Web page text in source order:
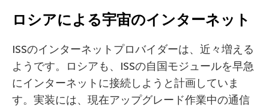
ロシアによる宇宙のインターネット
ISSのインターネットプロバイダーは、近々増える
ようです。ロシアも、ISSの自国モジュールを早急
にインターネットに接続しようと計画していま
す。実装には、現在アップグレード作業中の通信